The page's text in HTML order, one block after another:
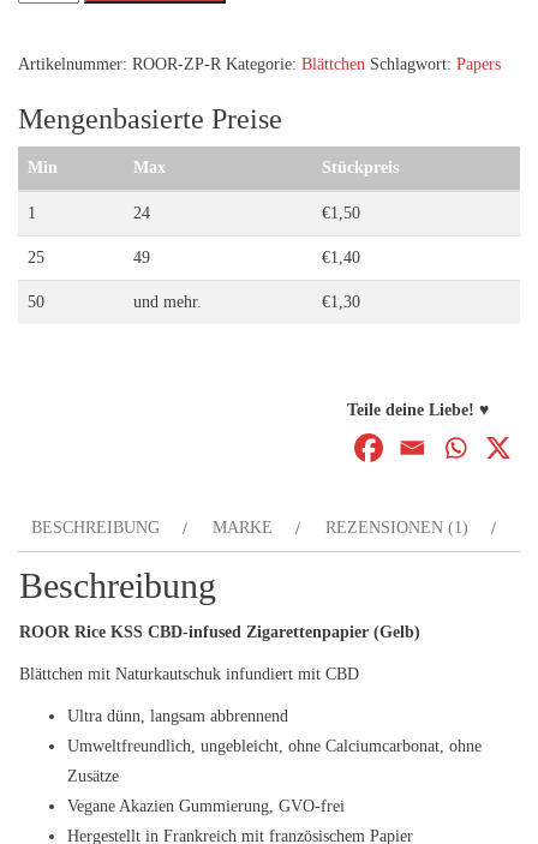
Menge
Artikelnummer: ROOR-ZP-R Kategorie: Blättchen Schlagwort: Papers
Mengenbasierte Preise
Min Max Stückpreis
1 24 €1,50
25 49 €1,40
50 und mehr. €1,30
Teile deine Liebe! ♥
BESCHREIBUNG MARKE REZENSIONEN (1)
Beschreibung
ROOR Rice KSS CBD-infused Zigarettenpapier (Gelb)
Blättchen mit Naturkautschuk infundiert mit CBD
Ultra dünn, langsam abbrennend
Umweltfreundlich, ungebleicht, ohne Calciumcarbonat, ohne
Zusätze
Vegane Akazien Gummierung, GVO-frei
Hergestellt in Frankreich mit französischem Papier